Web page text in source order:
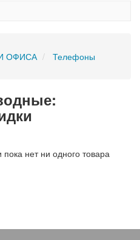
ОФИСА
Телефоны
нет ни одного товара